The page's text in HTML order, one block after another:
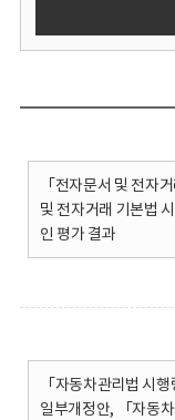
「전자문서 및 전자
및 전자거래 기본법
인 평가 결과
「자동차관리법 시
일부개정안, 「자동